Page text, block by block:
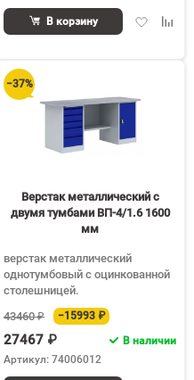
Добавить
В корзину
−37%
Верстак металлический с
двумя тумбами ВП-4/1.6 1600
мм
верстак металлический
однотумбовый с оцинкованной
столешницей.
43460 ₽
−15993 ₽
27467 ₽
В наличии
Артикул: 74006012